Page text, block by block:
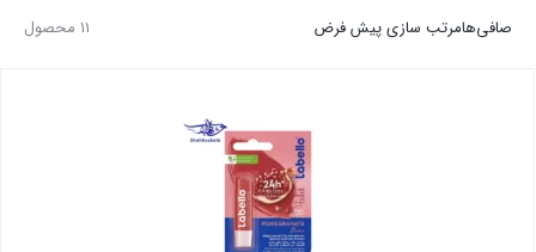
11 محصول صافی‌هامرتب سازی پیش فرض